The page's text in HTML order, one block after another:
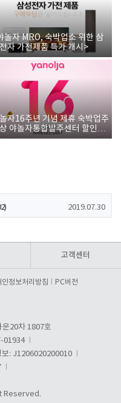
놀자 MRO, 숙박업소 위한 삼
자 가전제품 특가 개시>
자16주년 기념 제휴 숙박업주
야놀자통합발주센터 할인쿠
증정
2019.07.30
고객센터
인정보처리방침 PC버전
운20차 1807호
01934
보: J1206020200010
Reserved.